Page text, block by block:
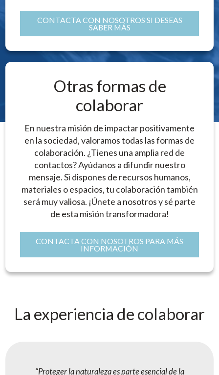
CONTACTA CON NOSOTROS SI DESEAS
SABER MÁS
Otras formas de
colaborar
En nuestra misión de impactar positivamente
en la sociedad, valoramos todas las formas de
colaboración. ¿Tienes una amplia red de
contactos? Ayúdanos a difundir nuestro
mensaje. Si dispones de recursos humanos,
materiales o espacios, tu colaboración también
será muy valiosa. ¡Únete a nosotros y sé parte
de esta misión transformadora!
CONTACTA CON NOSOTROS PARA MÁS
INFORMACIÓN
La experiencia de colaborar
Proteger la naturaleza es parte esencial de la